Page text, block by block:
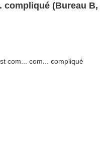
compliqué (Bureau B,